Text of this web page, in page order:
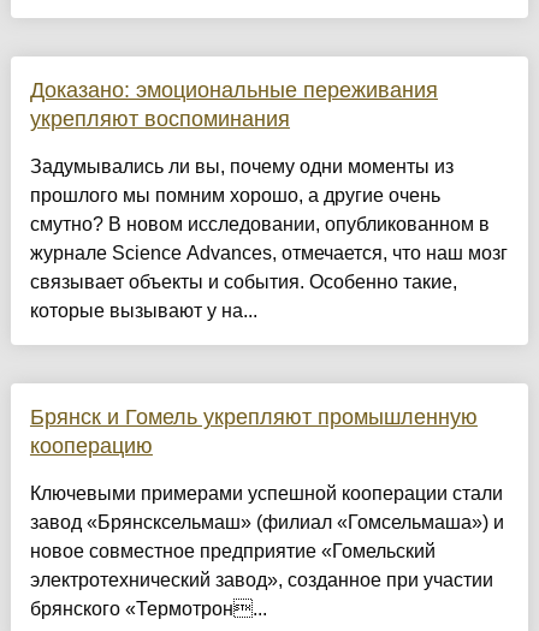
Доказано: эмоциональные переживания
укрепляют воспоминания
Задумывались ли вы, почему одни моменты из
прошлого мы помним хорошо, а другие очень
смутно? В новом исследовании, опубликованном в
журнале Science Advances, отмечается, что наш мозг
связывает объекты и события. Особенно такие,
которые вызывают у на...
Брянск и Гомель укрепляют промышленную
кооперацию
Ключевыми примерами успешной кооперации стали
завод «Брянсксельмаш» (филиал «Гомсельмаша») и
новое совместное предприятие «Гомельский
электротехнический завод», созданное при участии
брянского «Термотрон...